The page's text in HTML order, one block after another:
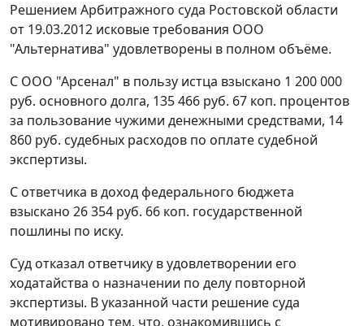
Решением Арбитражного суда Ростовской области
от 19.03.2012 исковые требования ООО
"Альтернатива" удовлетворены в полном объёме.
С ООО "Арсенал" в пользу истца взыскано 1 200 000
руб. основного долга, 135 466 руб. 67 коп. процентов
за пользование чужими денежными средствами, 14
860 руб. судебных расходов по оплате судебной
экспертизы.
С ответчика в доход федерального бюджета
взыскано 26 354 руб. 66 коп. государственной
пошлины по иску.
Суд отказал ответчику в удовлетворении его
ходатайства о назначении по делу повторной
экспертизы. В указанной части решение суда
мотивировано тем, что, ознакомившись с